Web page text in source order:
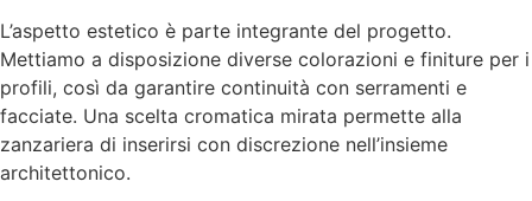
L’aspetto estetico è parte integrante del progetto.
Mettiamo a disposizione diverse colorazioni e finiture per i
profili, così da garantire continuità con serramenti e
facciate. Una scelta cromatica mirata permette alla
zanzariera di inserirsi con discrezione nell’insieme
architettonico.